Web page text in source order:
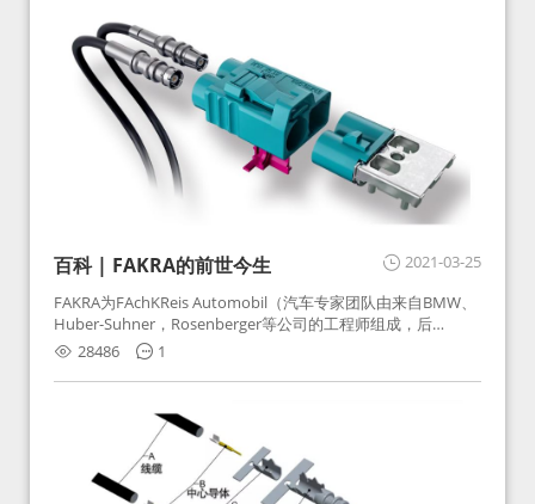
2021-03-25
百科 | FAKRA的前世今生
FAKRA为FAchKReis Automobil（汽车专家团队由来自BMW、
Huber-Suhner，Rosenberger等公司的工程师组成，后
Huber-Suhner相关连接器业务及技术在2010年并入
Rosenberger）缩写。起初为BMW需求用于车载收音机天线连
接，如今FAKRA已成为汽车行业通用标准的射频连接器，被业
28486 1